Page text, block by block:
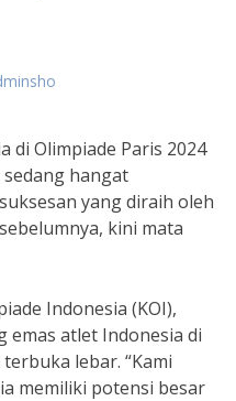
di Olimpiade Paris 2024
hangat
yang diraih oleh
kini mata
Indonesia (KOI),
emas atlet Indonesia di
lebar. “Kami
memiliki potensi besar